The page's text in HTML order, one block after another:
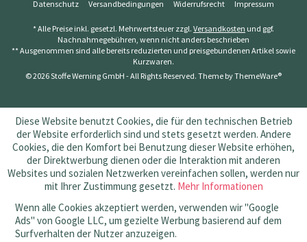
Datenschutz
Versandbedingungen Widerrufsrecht Impressum
* Alle Preise inkl. gesetzl. Mehrwertsteuer zzgl. Versandkosten und ggf.
Nachnahmegebühren, wenn nicht anders beschrieben
** Ausgenommen sind alle bereits reduzierten und preisgebundenen Artikel sowie
Kurzwaren.
© 2026 Stoffe Werning GmbH - All Rights Reserved. Theme byThemeWare®
Diese Website benutzt Cookies, die für den technischen Betrieb
der Website erforderlich sind und stets gesetzt werden. Andere
Cookies, die den Komfort bei Benutzung dieser Website erhöhen,
der Direktwerbung dienen oder die Interaktion mit anderen
Websites und sozialen Netzwerken vereinfachen sollen, werden nur
mit Ihrer Zustimmung gesetzt. Mehr Informationen
Wenn alle Cookies akzeptiert werden, verwenden wir "Google
Ads" von Google LLC, um gezielte Werbung basierend auf dem
Surfverhalten der Nutzer anzuzeigen.